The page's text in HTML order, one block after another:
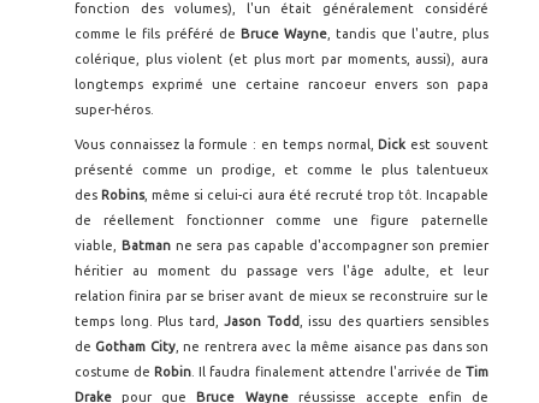
fonction des volumes), l'un était généralement considéré
comme le fils préféré de Bruce Wayne , tandis que l'autre, plus
colérique, plus violent (et plus mort par moments, aussi), aura
longtemps exprimé une certaine rancoeur envers son papa
super-héros.
Vous connaissez la formule : en temps normal, Dick est souvent
présenté comme un prodige, et comme le plus talentueux
des Robins, même si celui-ci aura été recruté trop tôt. Incapable
de réellement fonctionner comme une figure paternelle
viable,
Batmanne sera pas capable d'accompagner son premier
héritier au moment du passage vers l'âge adulte, et leur
relation finira par se briser avant de mieux se reconstruire sur le
temps long. Plus tard,Jason Todd
, issu des quartiers sensibles
de Gotham City, ne rentrera avec la même aisance pas dans son
costume de Robin . Il faudra finalement attendre l'arrivée deTim
Drake pour que Bruce Wayneréussisse accepte enfin de